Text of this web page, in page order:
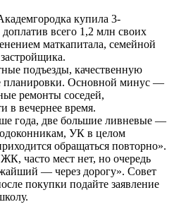
купила 3-
всего 1,2 млн своих
маткапитала, семейной
подъезды, качественную
планировки. Основной минус —
ремонты соседей,
в вечернее время.
года, две большие ливневые —
УК в целом
обращаться повторно».
часто мест нет, но очередь
— через дорогу». Совет
покупки подайте заявление